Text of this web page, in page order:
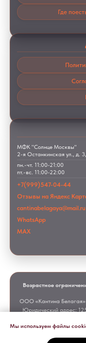
Мы используем файлы
Где
МФК "Солнце Москвы"
2-я Останкинская ул., д.
пн.-чт. 11:00-21:00
пт.-вс. 11:00-22:00
+7(999)547-04-44
Отзывы на Яндекс
cantinabelagaya@mail.ru
WhatsApp
MAX
Возрастное
ООО «Кантина
Юридический адрес: